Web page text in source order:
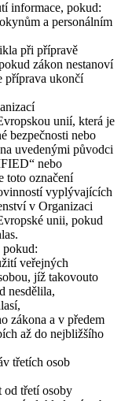
informace, pokud:
a personálním
při přípravě
zákon nestanoví
příprava ukončí
unií, která je
bezpečnosti nebo
uvedenými původci
nebo
toto označení
vyplývajících
v Organizaci
unii, pokud
pokud:
veřejných
jíž takovouto
nesdělila,
zákona a v předem
až do nejbližšího
třetích osob
od třetí osoby